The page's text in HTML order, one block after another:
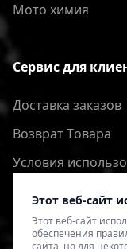
Этот веб-сайт
Этот веб-сайт
обеспечения
сайта, но для
Мото химия
Сервис для
Доставка заказов
Bозврат Tовара
Условия
Политика